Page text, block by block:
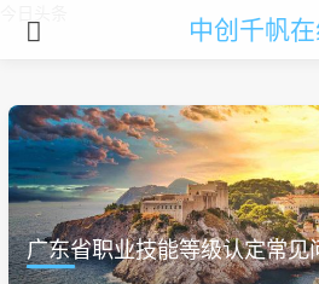
中创千帆
广东省职业技能等级认定常见